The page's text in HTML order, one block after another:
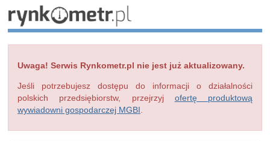
Uwaga! Serwis Rynkometr.pl nie jest już aktualizowany.
Jeśli potrzebujesz dostępu do informacji o działalności
polskich przedsiębiorstw, przejrzyj ofertę produktową
wywiadowni gospodarczej MGBI